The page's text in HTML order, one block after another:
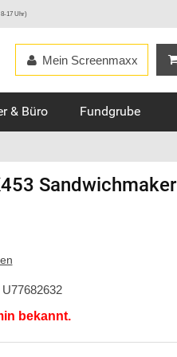
17 Uhr)
Mein Screenmaxx
& Büro Fundgrube
Sandwichmaker
U77682632
bekannt.